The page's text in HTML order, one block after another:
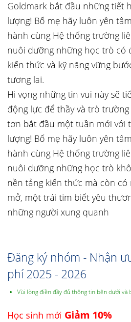
Goldmark bắt đầu những tiết
lượng! Bố mẹ hãy luôn yên
hành cùng Hệ thống trường
nuôi dưỡng những học trò có
kiến thức và kỹ năng vững
tương lai.
Hi vọng những tin vui này sẽ
động lực để thầy và trò trường
tơn bắt đầu một tuần mới với
lượng! Bố mẹ hãy luôn yên
hành cùng Hệ thống trường
nuôi dưỡng những học trò
nền tảng kiến thức mà còn
mở, một trái tim biết yêu
những người xung quanh
Đăng ký nhóm - Nhận
phí 2025 - 2026
Vùi lòng điền đầy đủ thông tin bên dưới và
Học sinh mới Giảm 10%